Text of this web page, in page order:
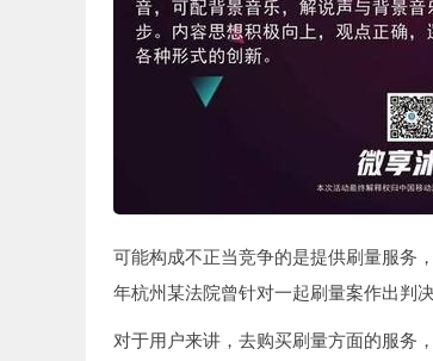
可能构成不正当竞争的是提供刷量服务
年杭州某法院曾针对一起刷量案作出判
对于用户来讲，去购买刷量方面的服务